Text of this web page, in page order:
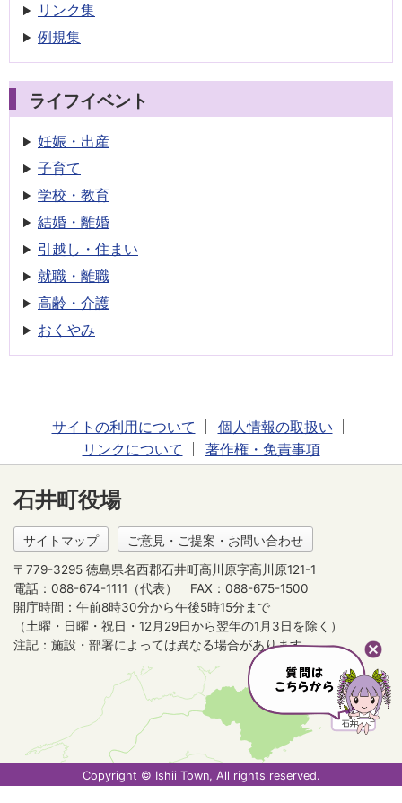
リンク集
例規集
ライフイベント
妊娠・出産
子育て
学校・教育
結婚・離婚
引越し・住まい
就職・離職
高齢・介護
おくやみ
サイトの利用について
個人情報の取扱い
リンクについて
著作権・免責事項
石井町役場
サイトマップ ご意見・ご提案・お問い合わせ
〒779-3295 徳島県名西郡石井町高川原字高川原121-1
電話：088-674-1111（代表）
FAX：088-675-1500
開庁時間：午前8時30分から午後5時15分まで
（土曜・日曜・祝日・12月29日から翌年の1月3日を除く）
注記：施設・部署によっては異なる場合があります。
Copyright © Ishii Town, All rights reserved.